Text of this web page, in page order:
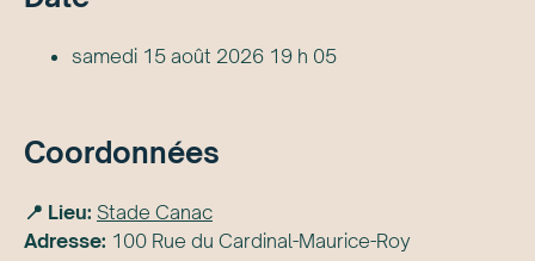
samedi 15 août 2026 19 h 05
Coordonnées
📍 Lieu: Stade Canac
Adresse: 100 Rue du Cardinal-Maurice-Roy